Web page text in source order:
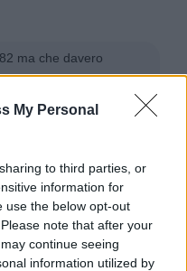
My Personal
to third parties, or
information for
use the below opt-out
note that after your
continue seeing
information utilized by
ma che davero
è una parodia solo per
FASCISTE.SOLO